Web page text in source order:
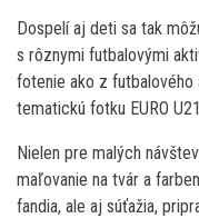
Dospelí aj deti sa tak
s rôznymi futbalovými
fotenie ako z futbalového
tematickú fotku EURO
Nielen pre malých
maľovanie na tvár a
fandia, ale aj súťažia,